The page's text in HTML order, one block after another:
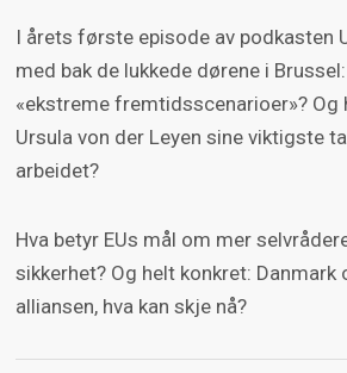
I årets første episode av podkasten
med bak de lukkede dørene i
«ekstreme fremtidsscenarioer»? Og
Ursula von der Leyen sine viktigste
arbeidet?
Hva betyr EUs mål om mer
sikkerhet? Og helt konkret: Danmark
alliansen, hva kan skje nå?